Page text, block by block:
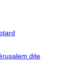
dite